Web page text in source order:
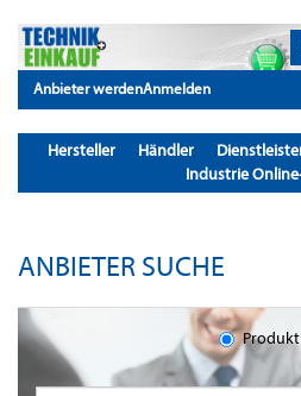
Anbieter werdenAnmelden
Hersteller Händler
Industrie
ANBIETER SUCHE